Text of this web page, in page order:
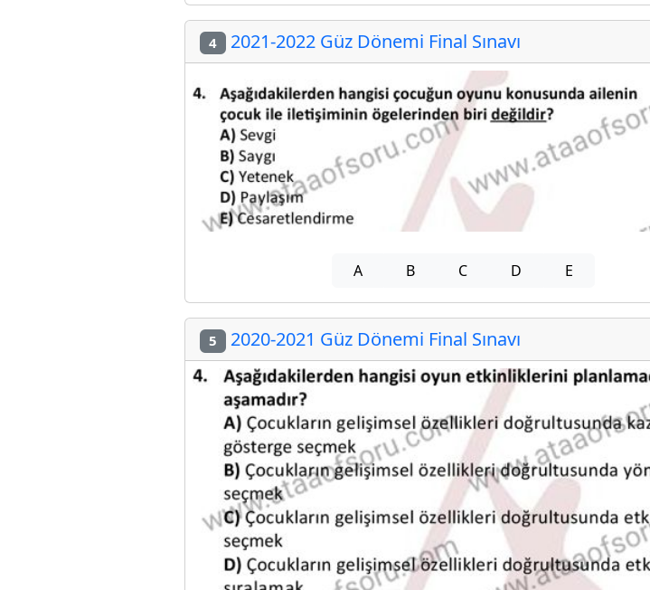
4 2021-2022 Güz Dönemi Final Sınavı
A B C D E
5 2020-2021 Güz Dönemi Final Sınavı